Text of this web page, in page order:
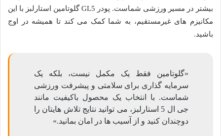
بیشتر در مسیر ورزشی شماست. پودر GL5 گلوتامین استارلبز با این
مکانیزم های غیرمستقیم، به شما کمک می کند تا همیشه در اوج
باشید.
«گلوتامین فقط یک مکمل نیست، بلکه یک
سرمایه گذاری برای سلامتی و پیشرفت ورزشی
شماست. با انتخاب یک محصول باکیفیت مانند
جی ال 5 استارلبز، می توانید نتایج تلاش هایتان را
دوچندان کنید و از آسیب ها در امان بمانید.»